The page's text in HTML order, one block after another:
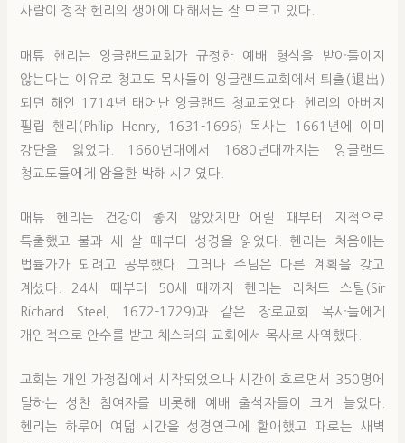
사람이 정작 헨리의 생애에 대해서는 잘 모르고 있다.
매튜 핸리는 잉글랜드교회가 규정한 예배 형식을 받아들이지
않는다는 이유로 청교도 목사들이 잉글랜드교회에서 퇴출(退出)
되던 해인 1714년 태어난 잉글랜드 청교도였다. 헨리의 아버지
필립 핸리(Philip Henry, 1631-1696) 목사는 1661년에 이미
강단을 잃었다. 1660년대에서 1680년대까지는 잉글랜드
청교도들에게 암울한 박해 시기였다.
매튜 헨리는 건강이 좋지 않았지만 어릴 때부터 지적으로
특출했고 불과 세 살 때부터 성경을 읽었다. 헨리는 처음에는
법률가가 되려고 공부했다. 그러나 주님은 다른 계획을 갖고
계셨다. 24세 때부터 50세 때까지 헨리는 리처드 스틸(Sir
Richard Steel, 1672-1729)과 같은 장로교회 목사들에게
개인적으로 안수를 받고 체스터의 교회에서 목사로 사역했다.
교회는 개인 가정집에서 시작되었으나 시간이 흐르면서 350명에
달하는 성찬 참여자를 비롯해 예배 출석자들이 크게 늘었다.
헨리는 하루에 여덟 시간을 성경연구에 할애했고 때로는 새벽